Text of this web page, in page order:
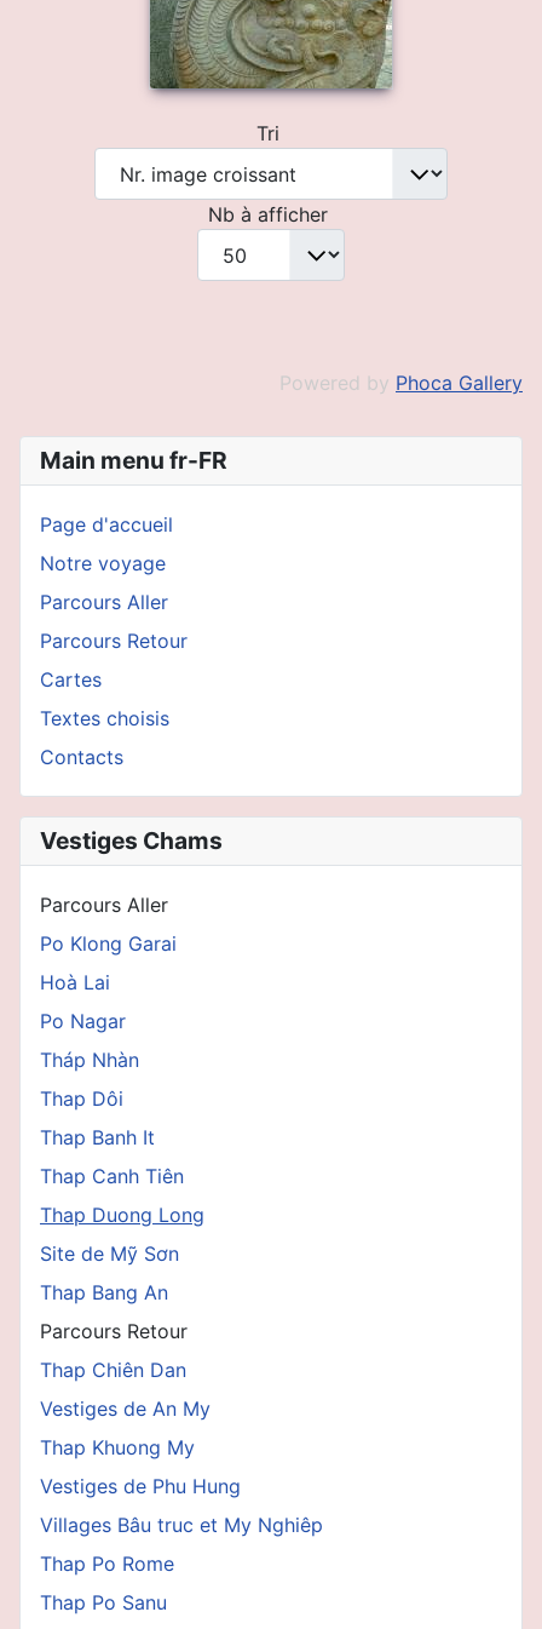
Tri
Nb à afficher
Powered by Phoca Gallery
Main menu fr-FR
Page d'accueil
Notre voyage
Parcours Aller
Parcours Retour
Cartes
Textes choisis
Contacts
Vestiges Chams
Parcours Aller
Po Klong Garai
Hoà Lai
Po Nagar
Tháp Nhàn
Thap Dôi
Thap Banh It
Thap Canh Tiên
Thap Duong Long
Site de Mỹ Sơn
Thap Bang An
Parcours Retour
Thap Chiên Dan
Vestiges de An My
Thap Khuong My
Vestiges de Phu Hung
Villages Bâu truc et My Nghiêp
Thap Po Rome
Thap Po Sanu